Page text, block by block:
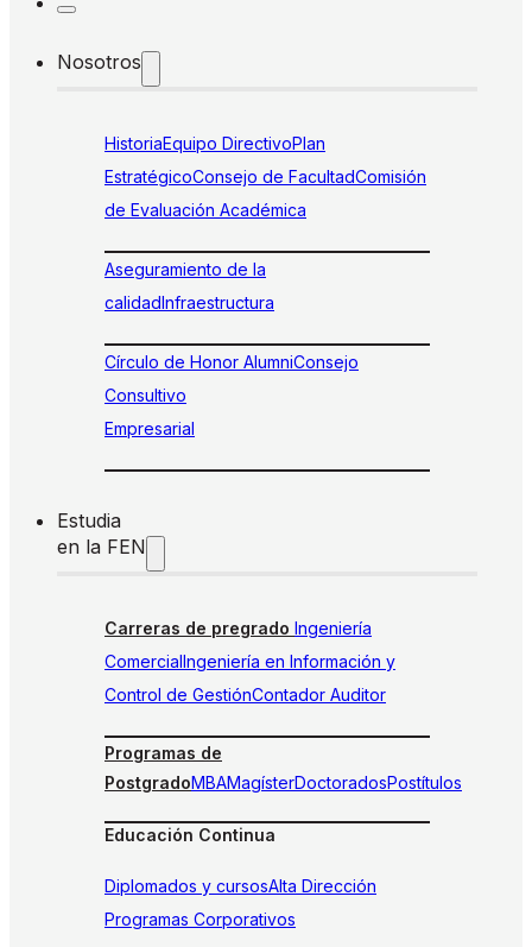
Nosotros
HistoriaEquipo DirectivoPlan
EstratégicoConsejo de FacultadComisión
de Evaluación Académica
Aseguramiento de la
calidadInfraestructura
Círculo de Honor AlumniConsejo
Consultivo
Empresarial
Estudia
en la FEN
Carreras de pregrado Ingeniería
ComercialIngeniería en Información y
Control de GestiónContador Auditor
Programas de
PostgradoMBAMagísterDoctoradosPostítulos
Educación Continua
Diplomados y cursosAlta Dirección
Programas Corporativos